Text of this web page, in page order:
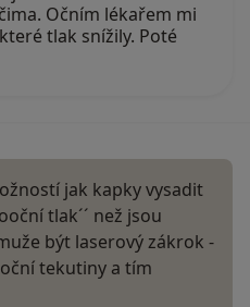
Očním lékařem mi
tlak snížily. Poté
jak kapky vysadit
tlak´´ než jsou
být laserový zákrok -
tekutiny a tím